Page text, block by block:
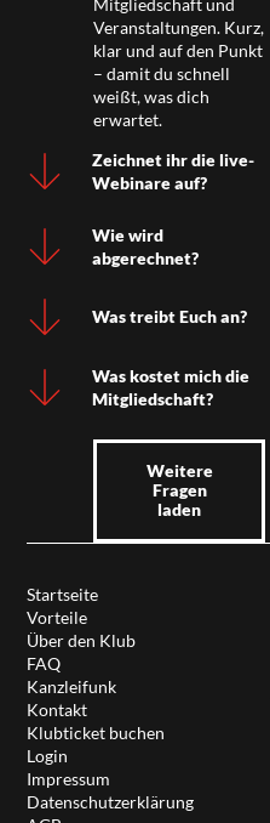
Veranstaltungen. Kurz,
klar und auf den Punkt
– damit du schnell
weißt, was dich
erwartet.
Zeichnet ihr die live-
Webinare auf?
Wie wird
abgerechnet?
Was treibt Euch an?
Was kostet mich die
Mitgliedschaft?
Weitere
Fragen
laden
Startseite
Vorteile
Über den Klub
FAQ
Kanzleifunk
Kontakt
Klubticket buchen
Login
Impressum
Datenschutzerklärung